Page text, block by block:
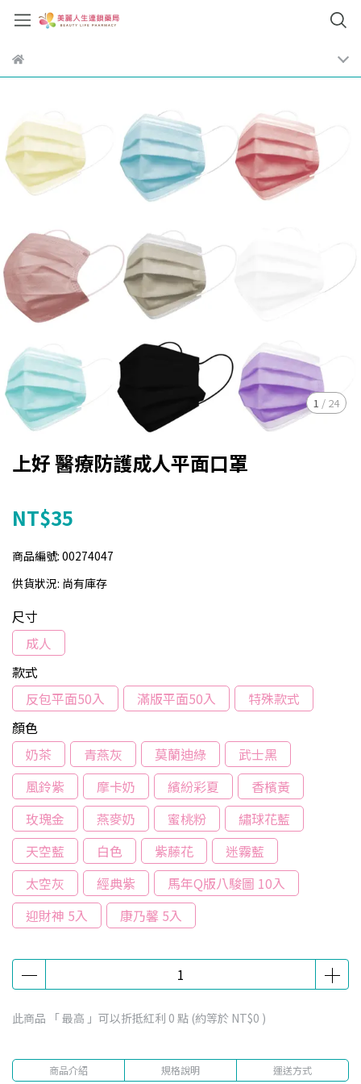
1 / 24
上好 醫療防護成人平面口罩
NT$35
商品編號: 00274047
供貨狀況: 尚有庫存
尺寸
成人
款式
反包平面50入
滿版平面50入
特殊款式
顏色
奶茶
青燕灰 莫蘭迪綠
武士黑
風鈴紫
摩卡奶 繽紛彩夏
香檳黃
玫瑰金
燕麥奶 蜜桃粉
繡球花藍
天空藍
白色 紫藤花
迷霧藍
太空灰
經典紫
馬年Q版八駿圖 10入
迎財神 5入
康乃馨 5入
此商品 「 最高 」可以折抵紅利 0 點 (約等於 NT$0 )
商品介紹 規格說明 運送方式